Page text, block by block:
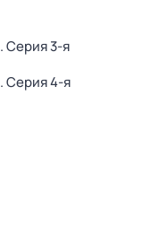
. Серия 3-я
. Серия 4-я